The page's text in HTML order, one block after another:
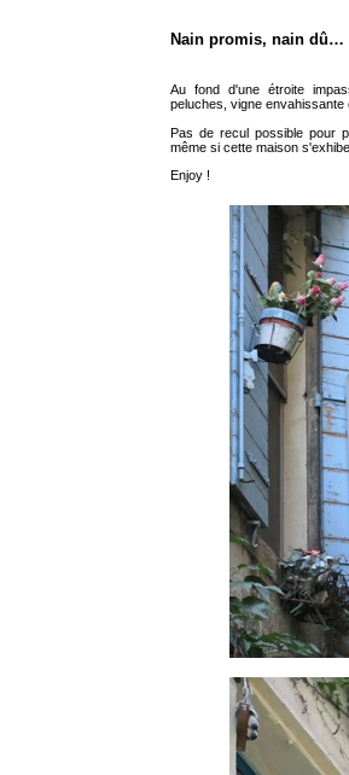
Nain promis, nain dû…
Au fond d'une étroite
peluches, vigne
Pas de recul possible pour
même si cette maison
Enjoy !